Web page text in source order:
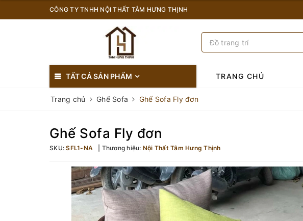
CÔNG TY TNHH NỘI THẤT TÂM HƯNG THỊNH
TẤT CẢ SẢN PHẨM TRANG CHỦ
Trang chủ Ghế Sofa Ghế Sofa Fly đơn
Ghế Sofa Fly đơn
SKU:SFL1-NA Thương hiệu: Nội Thất Tâm Hưng Thịnh